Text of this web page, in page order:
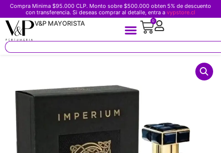
Compra Minima $95.000 CLP. Monto sobre $500.000 obten 5% de descuento
con transferencia. Si deseas comprar al detalle, entra a vypstore.cl
V&P MAYORISTA 0